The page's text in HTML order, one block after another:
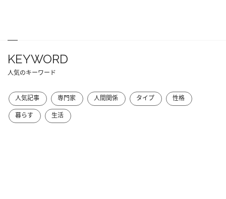
KEYWORD
人気のキーワード
人気記事 専門家 人間関係 タイプ
性格
暮らす
生活